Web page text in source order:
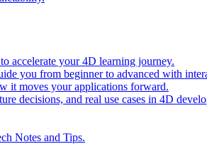
accelerate your 4D learning journey.
you from beginner to advanced with
it moves your applications forward.
decisions, and real use cases in 4D
Notes and Tips.